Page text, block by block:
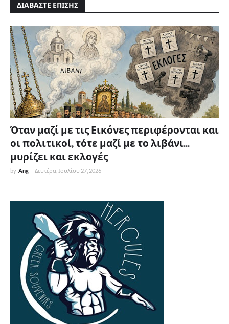
ΔΙΑΒΑΣΤΕ ΕΠΙΣΗΣ
Όταν μαζί με τις Εικόνες περιφέρονται και
οι πολιτικοί, τότε μαζί με το λιβάνι...
μυρίζει και εκλογές
by Ang - Δευτέρα, Ιουλίου 27, 2026